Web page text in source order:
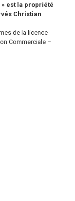
est la propriété
Christian
de la licence
Commerciale –